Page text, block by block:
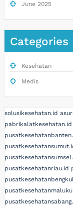
June 2025
Categories
Kesehatan
Medis
solusikesehatan.id
pabrikalatkesehatan.id
pusatkesehatanriau.id